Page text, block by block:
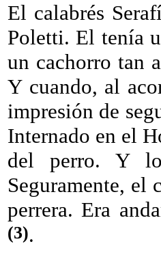
El calabrés
Poletti. El tenía
un cachorro tan
Y cuando, al
impresión de
Internado en el
del perro. Y
Seguramente,
perrera. Era
(3).